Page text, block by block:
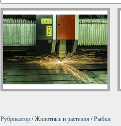
Рубрикатор /Животные и растения /Рыбки